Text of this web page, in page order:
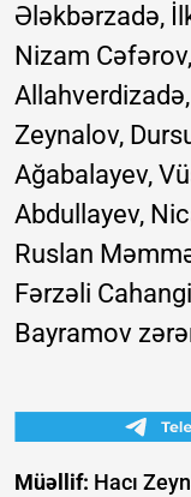
Ələkbərzadə,
Nizam
Zeynalov,
Ağabalayev,
Abdullayev,
Ruslan
Fərzəli
Bayramov
Müəllif: Hacı